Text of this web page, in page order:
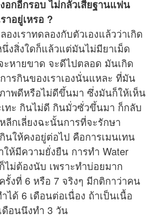
อกอีกรอบ ไม่กลัวเสียฐานแฟน
าอยู่เหรอ ?
องเราทดลองกับตัวเองแล้วว่าเกิด
งสิ่งใดก็แล้วแต่มันไม่มียาเม็ด
ะหายขาด จะดีไปตลอด มันเกิด
ารกินของเราเองนั่นแหละ ที่มัน
าพดีหรือไม่ดีขึ้นมา ซึ่งมันก็ให้เห็น
ทะ กินไม่ดี กินมั่วซั่วขึ้นมา ก็กลับ
ลีกเลี่ยงฉะนั้นการที่จะรักษา
นให้คงอยู่ต่อไป คือการเมนเทน
ให้มีความยั่งยืน การทำ Water
ไม่ต้องนับ เพราะทำบ่อยมาก
รั้งที่ 6 หรือ 7 จริงๆ มีกติกาว่าคน
ได้ 6 เดือนต่อเนื่อง ถ้าเป็นเนื้อ
อนนึงทำ 3 วัน